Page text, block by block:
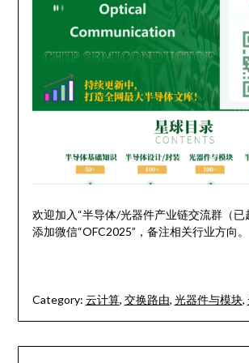
欢迎加入“半导体/光器件产业链交流群（已
添加微信“OFC2025”，备注相关行业方向。
Category: 云计算, 交换路由, 光器件与模块,